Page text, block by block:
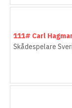
111# Carl
Skådespelare